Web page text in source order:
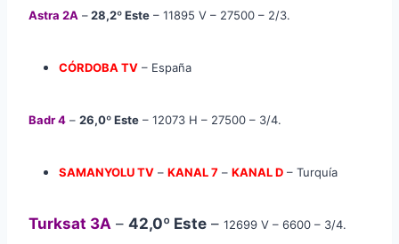
Astra 2A –28,2º Este – 11895 V – 27500 – 2/3.
CÓRDOBA TV – España
Badr 4 – 26,0º Este – 12073 H – 27500 – 3/4.
SAMANYOLU TV – KANAL 7 – KANAL D – Turquía
Turksat 3A – 42,0º Este – 12699 V – 6600 – 3/4.